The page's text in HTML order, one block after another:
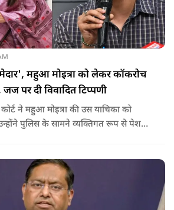
महुआ मोइत्रा को लेकर कॉकरोच
पर दी विवादित टिप्पणी
पुलिस के सामने व्यक्तिगत रूप से पेश